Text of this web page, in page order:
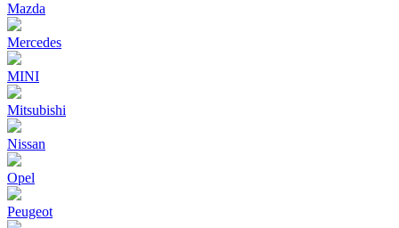
Mazda
Mercedes
MINI
Mitsubishi
Nissan
Opel
Peugeot